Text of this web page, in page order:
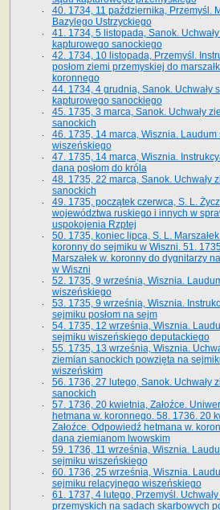
40. 1734, 11 października, Przemyśl.
Bazylego Ustrzyckiego
41. 1734, 5 listopada, Sanok.
kapturowego sanockiego
42. 1734, 10 listopada, Przemyśl.
posłom ziemi przemyskiej do
koronnego
44. 1734, 4 grudnia, Sanok. Uchwały
kapturowego sanockiego
45. 1735, 3 marca, Sanok. Uchwały
sanockich
46. 1735, 14 marca, Wisznia. Laudum
wiszeńskiego
47. 1735, 14 marca, Wisznia.
dana posłom do króla
48. 1735, 22 marca, Sanok. Uchwały
sanockich
49. 1735, początek czerwca, S. L.
województwa ruskiego i innych w
uspokojenia Rzptej
50. 1735, koniec lipca, S. L. Marszałek
koronny do sejmiku w Wiszni. 51.
Marszałek w. koronny do dygnitarzy
w Wiszni
52. 1735, 9 września, Wisznia.
wiszeńskiego
53. 1735, 9 września, Wisznia.
sejmiku posłom na sejm
54. 1735, 12 września, Wisznia.
sejmiku wiszeńskiego deputackiego
55. 1735, 13 września, Wisznia.
ziemian sanockich powzięta na
wiszeńskim
56. 1736, 27 lutego, Sanok. Uchwały
sanockich
57. 1736, 20 kwietnia, Załoźce.
hetmana w. koronnego. 58. 1736. 20
Załoźce. Odpowiedź hetmana w.
dana ziemianom lwowskim
59. 1736, 11 września, Wisznia.
sejmiku wiszeńskiego
60. 1736, 25 września, Wisznia.
sejmiku relacyjnego wiszeńskiego
61. 1737, 4 lutego, Przemyśl.
przemyskich na sądach skarbowych